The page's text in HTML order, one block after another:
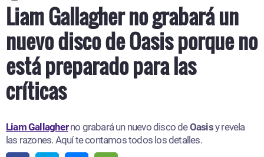
Liam Gallagher no grabará un
nuevo disco de Oasis porque no
está preparado para las
críticas
Liam Gallagherno grabará un nuevo disco deOasisy revela
las razones. Aquí te contamos todos los detalles.